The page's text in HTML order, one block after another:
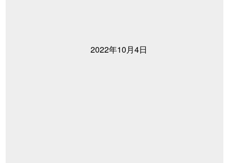
2022年10月4日